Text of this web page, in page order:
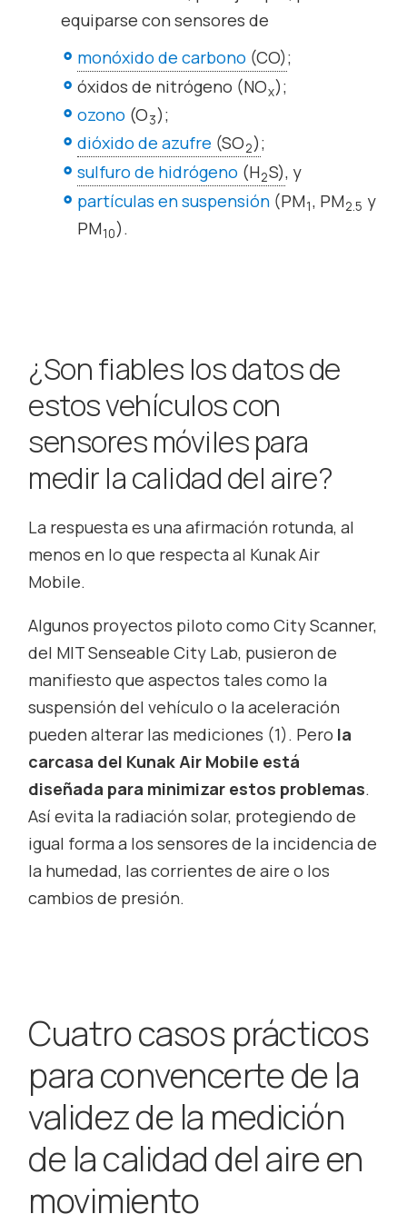
equiparse con sensores de
monóxido de carbono (CO);
óxidos de nitrógeno (NOx);
ozono (O3);
dióxido de azufre (SO2);
sulfuro de hidrógeno (H2S), y
partículas en suspensión (PM1, PM2.5 y
PM10).
¿Son fiables los datos de
estos vehículos con
sensores móviles para
medir la calidad del aire?
La respuesta es una afirmación rotunda, al
menos en lo que respecta al Kunak Air
Mobile.
Algunos proyectos piloto como City Scanner,
del MIT Senseable City Lab, pusieron de
manifiesto que aspectos tales como la
suspensión del vehículo o la aceleración
pueden alterar las mediciones (1). Pero la
carcasa del Kunak Air Mobile está
diseñada para minimizar estos problemas.
Así evita la radiación solar, protegiendo de
igual forma a los sensores de la incidencia de
la humedad, las corrientes de aire o los
cambios de presión.
Cuatro casos prácticos
para convencerte de la
validez de la medición
de la calidad del aire en
movimiento